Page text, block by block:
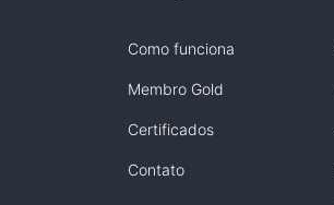
Como funciona
Membro Gold
Certificados
Contato